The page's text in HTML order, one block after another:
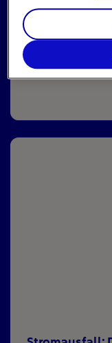
Jahrzehntelang
zentrales